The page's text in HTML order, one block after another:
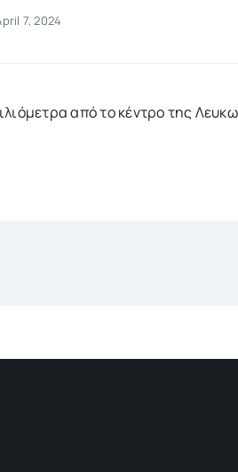
7, 2024
από το κέντρο της